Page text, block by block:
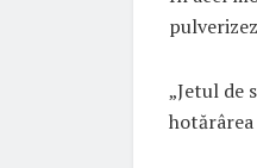
„Jetul de